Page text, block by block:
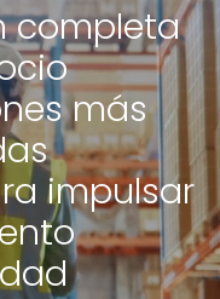
completa
más
impulsar